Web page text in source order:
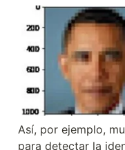
Así, por ejemplo,
para detectar la